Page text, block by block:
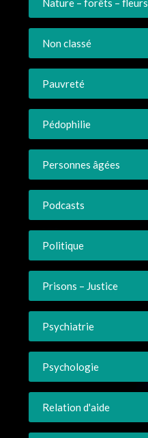
Nature – forêts – fleurs
Non classé
Pauvreté
Pédophilie
Personnes âgées
Podcasts
Politique
Prisons – Justice
Psychiatrie
Psychologie
Relation d'aide